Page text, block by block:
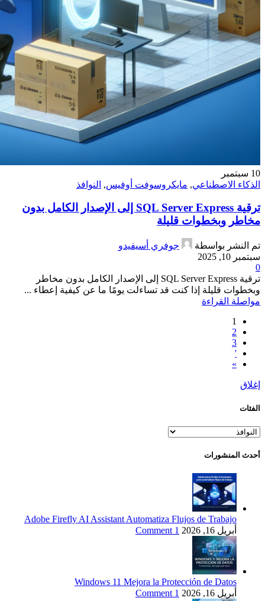
10 سبتمبر
الذكاء الاصطناعي, مايكروسوفت أوفيس, النوافذ
ترقية SQL Server Express إلى الإصدار الكامل بدون
مخاطر وبخطوات قليلة
تم النشر بواسطة
جوفري أسيفيدو
سبتمبر 10, 2025
0
ترقية SQL Server Express إلى الإصدار الكامل بدون مخاطر
وبخطوات قليلة إذا كنت قد تساءلت يومًا ما عن كيفية إعطاء ...
مواصلة القراءة
1
2
3
'
»
إغلاق
الفئات
الفئات
أحدث المنشورات
Adobe Firefly AI Assistant Automatiza Flujos de Trabajo
أبريل 16, 2026
1 Comment
Windows 11 Mejora la Protección de Datos
أبريل 16, 2026
1 Comment